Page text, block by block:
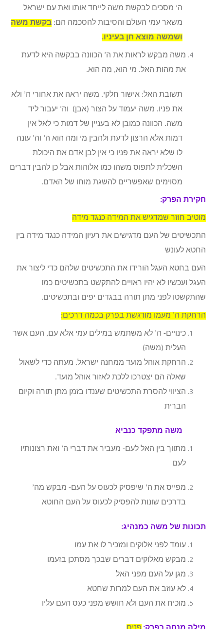
ה’ מסכים לבקשת משה לייחד אותו ואת עם ישראל
משאר עמי העולם והסיבות להסכמה הם: בקשת משה
ושמשה מוצא חן בעיניו.
משה מבקש לראות את ה’ הכוונה בבקשה היא לדעת
את מהות האל. מי הוא, מה הוא.
תשובת האל: אישור חלקי. משה יראה את אחורי ה’ ולא
את פניו. משה יעמוד על הצור (אבן) וה’ יעבור ליד
משה. הכוונה כמובן לא בעניין של דמות כי לאל אין
דמות אלא הרצון לדעת ולהבין מי ומה הוא ה’ וה’ עונה
לו שלא יראה את פניו כי אין לבן אדם את היכולת
השכלית לתפוס משהו כמו אלוהות אבל כן להבין דברים
מסוימים שאפשריים להשגת מוחו של האדם.
חקירת הפרק:
מוטיב חוזר שמדגיש את המידה כנגד מידה
התכשיטים של העם מדגישים את רעיון המידה כנגד מידה בין
החטא לעונש
העם בחטא העגל הורידו את התכשיטים שלהם כדי ליצור את
העגל ועכשיו לא יהיו ראויים להתקשט בתכשיטים כמו
שהתקשטו לפני מתן תורה בבגדים יפים ובתכשיטים.
הרחקת ה’ מעמו מודגשת בפרק בכמה דרכים:
כינויים- ה’ לא משתמש במילים עמי אלא עם, העם אשר
העלית (משה)
הרחקת אוהל מועד ממחנה ישראל. מעתה כדי לשאול
שאלה הם יצטרכו ללכת לאזור אוהל מועד.
הציווי להסרת התכשיטים שענדו בזמן מתן תורה וקיום
הברית
משה מתפקד כנביא
מתווך בין האל לעם- מעביר את דברי ה’ ואת רצונותיו
לעם
מפייס את ה’ שיפסיק לכעוס על העם- מבקש מה’
בדרכים שונות להפסיק לכעוס על העם החוטא
תכונות של משה כמנהיג:
עומד לפני אלוקים ומזכיר לו את עמו
מבקש מאלוקים דברים שבכך מסתכן בזעמו
מגן על העם מפני האל
לא עוזב את העם למרות שחטא
מוכיח את העם ולא חושש מפני כעס העם עליו